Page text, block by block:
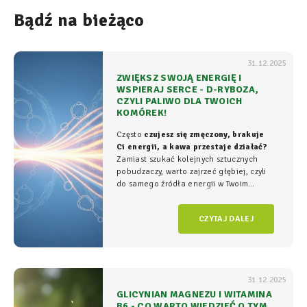
Bądź na bieżąco
31.12.2025
ZWIĘKSZ SWOJĄ ENERGIĘ I
WSPIERAJ SERCE - D-RYBOZA,
CZYLI PALIWO DLA TWOICH
KOMÓREK!
Często czujesz się zmęczony, brakuje
Ci energii, a kawa przestaje działać?
Zamiast szukać kolejnych sztucznych
pobudzaczy, warto zajrzeć głębiej, czyli
do samego źródła energii w Twoim
komórkowym rozgrywa się cała
CZYTAJ DALEJ
31.12.2025
GLICYNIAN MAGNEZU I WITAMINA